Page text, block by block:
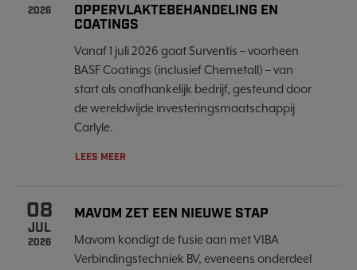
2026
OPPERVLAKTEBEHANDELING EN
COATINGS
Vanaf 1 juli 2026 gaat Surventis – voorheen
BASF Coatings (inclusief Chemetall) – van
start als onafhankelijk bedrijf, gesteund door
de wereldwijde investeringsmaatschappij
Carlyle.
LEES MEER
08
JUL
2026
MAVOM ZET EEN NIEUWE STAP
Mavom kondigt de fusie aan met VIBA
Verbindingstechniek BV, eveneens onderdeel